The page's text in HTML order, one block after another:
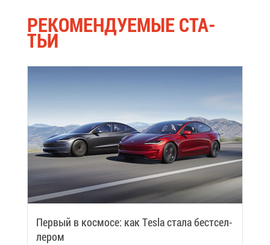
РЕ­КО­МЕН­ДУ­Е­МЫЕ СТА­
ТЬИ
Пер­вый в кос­мо­се: как Tesla ста­ла бест­сел­
ле­ром